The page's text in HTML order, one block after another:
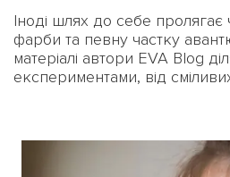
Іноді шлях до себе
фарби та певну частку
матеріалі автори EVA Blog
експериментами, від